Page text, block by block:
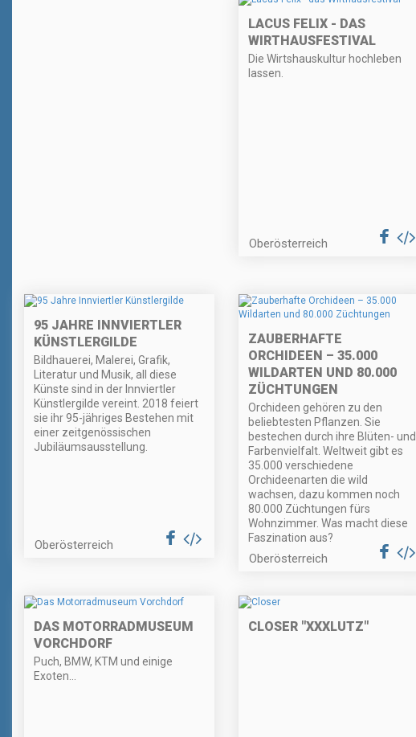
LACUS FELIX - DAS
WIRTHAUSFESTIVAL
Die Wirtshauskultur hochleben
lassen.
Oberösterreich
95 JAHRE INNVIERTLER
KÜNSTLERGILDE
Bildhauerei, Malerei, Grafik,
Literatur und Musik, all diese
Künste sind in der Innviertler
Künstlergilde vereint. 2018 feiert
sie ihr 95-jähriges Bestehen mit
einer zeitgenössischen
Jubiläumsausstellung.
Oberösterreich
ZAUBERHAFTE
ORCHIDEEN – 35.000
WILDARTEN UND 80.000
ZÜCHTUNGEN
Orchideen gehören zu den
beliebtesten Pflanzen. Sie
bestechen durch ihre Blüten- und
Farbenvielfalt. Weltweit gibt es
35.000 verschiedene
Orchideenarten die wild
wachsen, dazu kommen noch
80.000 Züchtungen fürs
Wohnzimmer. Was macht diese
Faszination aus?
Oberösterreich
DAS MOTORRADMUSEUM
VORCHDORF
Puch, BMW, KTM und einige
Exoten...
CLOSER "XXXLUTZ"